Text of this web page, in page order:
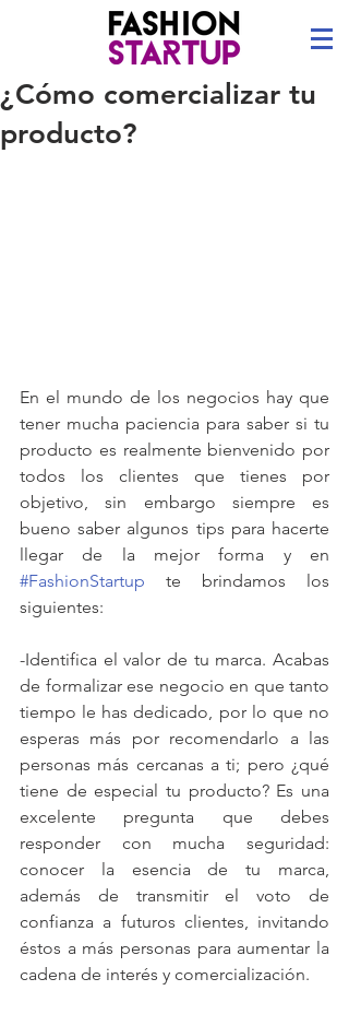
¿Cómo comercializar tu
producto?
En el mundo de los negocios hay que
tener mucha paciencia para saber si tu
producto es realmente bienvenido por
todos los clientes que tienes por
objetivo, sin embargo siempre es
bueno saber algunos tips para hacerte
#FashionStartup te brindamos los
siguientes:
-Identifica el valor de tu marca. Acabas
de formalizar ese negocio en que tanto
tiempo le has dedicado, por lo que no
esperas más por recomendarlo a las
personas más cercanas a ti; pero ¿qué
tiene de especial tu producto? Es una
excelente pregunta que debes
responder con mucha seguridad:
conocer la esencia de tu marca,
además de transmitir el voto de
confianza a futuros clientes, invitando
éstos a más personas para aumentar la
cadena de interés y comercialización.